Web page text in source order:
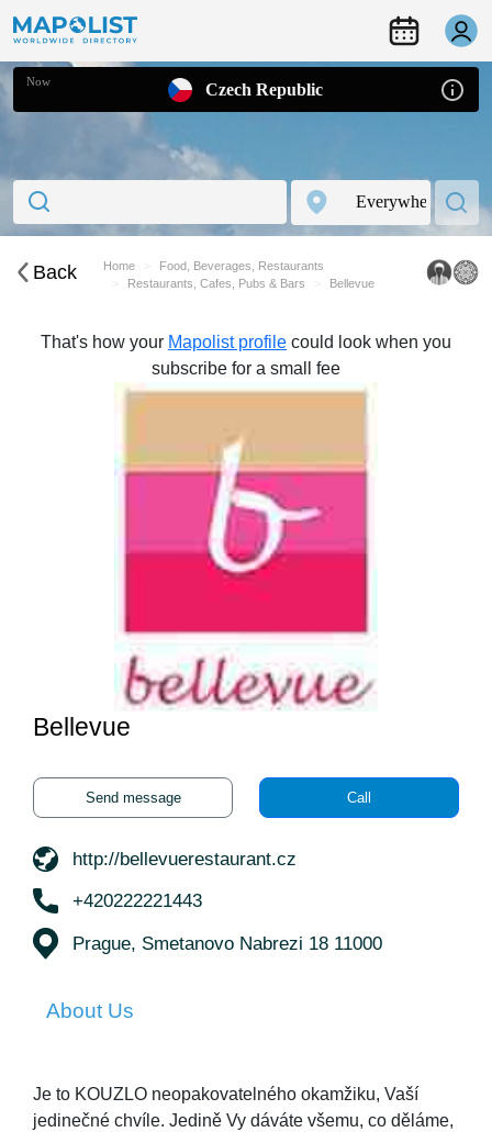
Now Czech Republic
Back Home
Food, Beverages, Restaurants
Restaurants, Cafes, Pubs & Bars
Bellevue
That's how your Mapolist profile could look when you
subscribe for a small fee
Bellevue
Send message Call
http://bellevuerestaurant.cz
+420222221443
Prague, Smetanovo Nabrezi 18 11000
About Us
Je to KOUZLO neopakovatelného okamžiku, Vaší
jedinečné chvíle. Jedině Vy dáváte všemu, co děláme,